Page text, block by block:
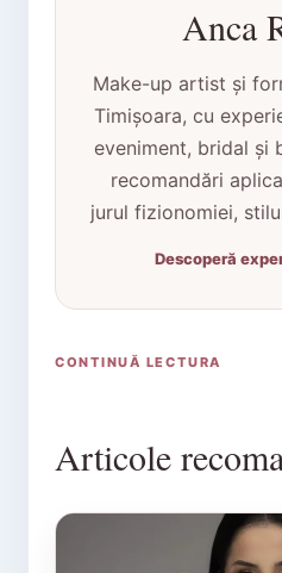
Anca
Make-up artist și
Timișoara, cu
eveniment, bridal și
recomandări
jurul fizionomiei,
Descoperă
CONTINUĂ LECTURA
Articole